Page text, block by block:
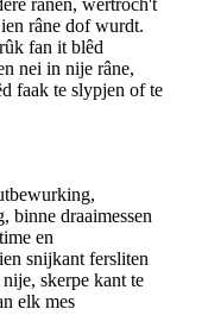
râne dof wurdt.
fan it blêd
nei in nije râne,
faak te slypjen of te
binne draaimessen
en
snijkant fersliten
skerpe kant te
elk mes